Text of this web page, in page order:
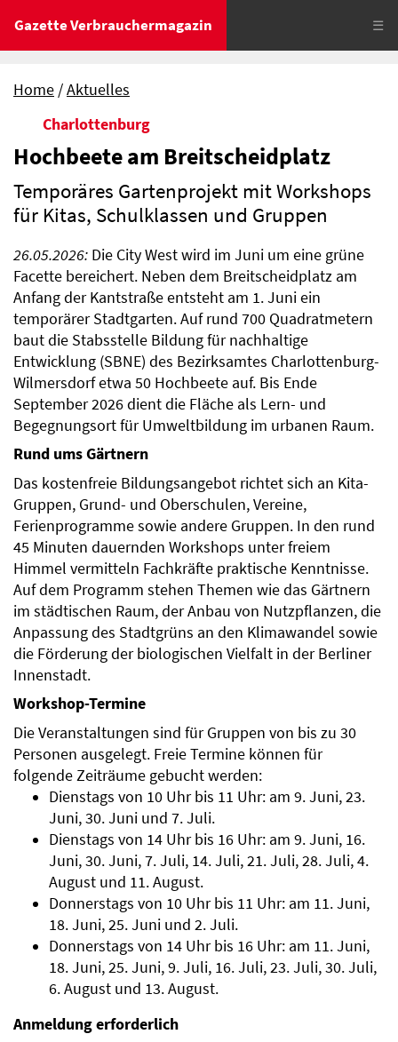
Gazette Verbrauchermagazin ☰
Home
Aktuelles
Charlottenburg
Hochbeete am Breitscheidplatz
Temporäres Gartenprojekt mit Workshops
für Kitas, Schulklassen und Gruppen
26.05.2026: Die City West wird im Juni um eine grüne
Facette bereichert. Neben dem Breitscheidplatz am
Anfang der Kantstraße entsteht am 1. Juni ein
temporärer Stadtgarten. Auf rund 700 Quadratmetern
baut die Stabsstelle Bildung für nachhaltige
Entwicklung (SBNE) des Bezirksamtes Charlottenburg-
Wilmersdorf etwa 50 Hochbeete auf. Bis Ende
September 2026 dient die Fläche als Lern- und
Begegnungsort für Umweltbildung im urbanen Raum.
Rund ums Gärtnern
Das kostenfreie Bildungsangebot richtet sich an Kita-
Gruppen, Grund- und Oberschulen, Vereine,
Ferienprogramme sowie andere Gruppen. In den rund
45 Minuten dauernden Workshops unter freiem
Himmel vermitteln Fachkräfte praktische Kenntnisse.
Auf dem Programm stehen Themen wie das Gärtnern
im städtischen Raum, der Anbau von Nutzpflanzen, die
Anpassung des Stadtgrüns an den Klimawandel sowie
die Förderung der biologischen Vielfalt in der Berliner
Innenstadt.
Workshop-Termine
Die Veranstaltungen sind für Gruppen von bis zu 30
Personen ausgelegt. Freie Termine können für
folgende Zeiträume gebucht werden:
Dienstags von 10 Uhr bis 11 Uhr: am 9. Juni, 23.
Juni, 30. Juni und 7. Juli.
Dienstags von 14 Uhr bis 16 Uhr: am 9. Juni, 16.
Juni, 30. Juni, 7. Juli, 14. Juli, 21. Juli, 28. Juli, 4.
August und 11. August.
Donnerstags von 10 Uhr bis 11 Uhr: am 11. Juni,
18. Juni, 25. Juni und 2. Juli.
Donnerstags von 14 Uhr bis 16 Uhr: am 11. Juni,
18. Juni, 25. Juni, 9. Juli, 16. Juli, 23. Juli, 30. Juli,
6. August und 13. August.
Anmeldung erforderlich